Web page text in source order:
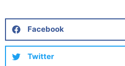
Facebook
Twitter